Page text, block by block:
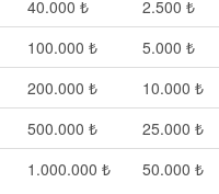
40.000 ₺
2.500 ₺
100.000 ₺
5.000 ₺
200.000 ₺
10.000 ₺
500.000 ₺
25.000 ₺
1.000.000 ₺ 50.000 ₺